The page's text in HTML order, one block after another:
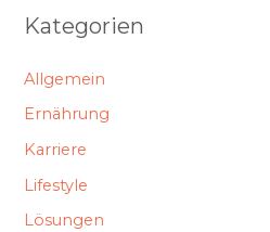
Kategorien
Allgemein
Ernährung
Karriere
Lifestyle
Lösungen